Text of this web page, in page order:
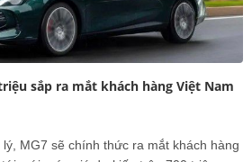
sắp ra mắt khách hàng Việt Nam
MG7 sẽ chính thức ra mắt khách hàng